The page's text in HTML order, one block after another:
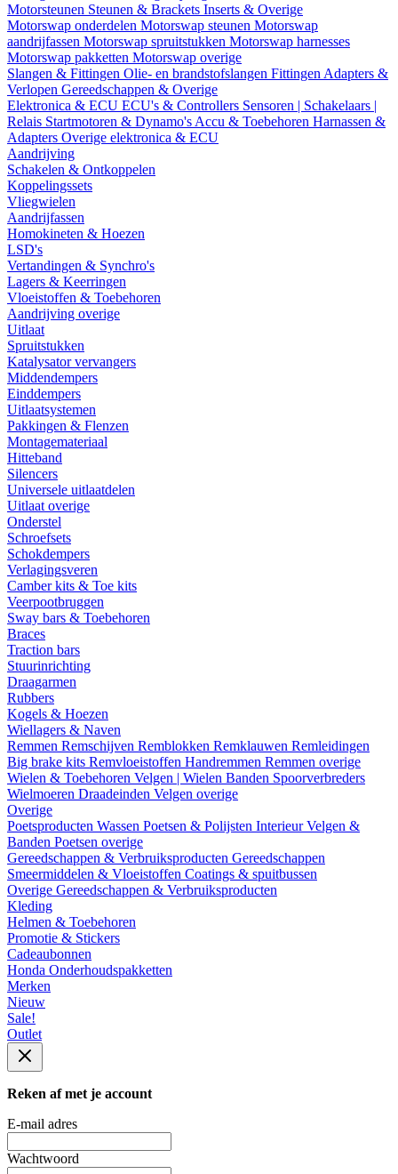
Motorsteunen Steunen & Brackets Inserts & Overige
Motorswap onderdelen Motorswap steunen Motorswap
aandrijfassen Motorswap spruitstukken Motorswap harnesses
Motorswap pakketten Motorswap overige
Slangen & Fittingen Olie- en brandstofslangen Fittingen Adapters &
Verlopen Gereedschappen & Overige
Elektronica & ECU ECU's & Controllers Sensoren | Schakelaars |
Relais Startmotoren & Dynamo's Accu & Toebehoren Harnassen &
Adapters Overige elektronica & ECU
Aandrijving
Schakelen & Ontkoppelen
Koppelingssets
Vliegwielen
Aandrijfassen
Homokineten & Hoezen
LSD's
Vertandingen & Synchro's
Lagers & Keerringen
Vloeistoffen & Toebehoren
Aandrijving overige
Uitlaat
Spruitstukken
Katalysator vervangers
Middendempers
Einddempers
Uitlaatsystemen
Pakkingen & Flenzen
Montagemateriaal
Hitteband
Silencers
Universele uitlaatdelen
Uitlaat overige
Onderstel
Schroefsets
Schokdempers
Verlagingsveren
Camber kits & Toe kits
Veerpootbruggen
Sway bars & Toebehoren
Braces
Traction bars
Stuurinrichting
Draagarmen
Rubbers
Kogels & Hoezen
Wiellagers & Naven
Remmen Remschijven Remblokken Remklauwen Remleidingen
Big brake kits Remvloeistoffen Handremmen Remmen overige
Wielen & Toebehoren Velgen | Wielen Banden Spoorverbreders
Wielmoeren Draadeinden Velgen overige
Overige
Poetsproducten Wassen Poetsen & Polijsten InterieurVelgen &
Banden Poetsen overige
Gereedschappen & Verbruiksproducten Gereedschappen
Smeermiddelen & Vloeistoffen Coatings & spuitbussen
Overige Gereedschappen & Verbruiksproducten
Kleding
Helmen & Toebehoren
Promotie & Stickers
Cadeaubonnen
Honda Onderhoudspakketten
Merken
Nieuw
Sale!
Outlet
Reken af met je account
E-mail adres
Wachtwoord